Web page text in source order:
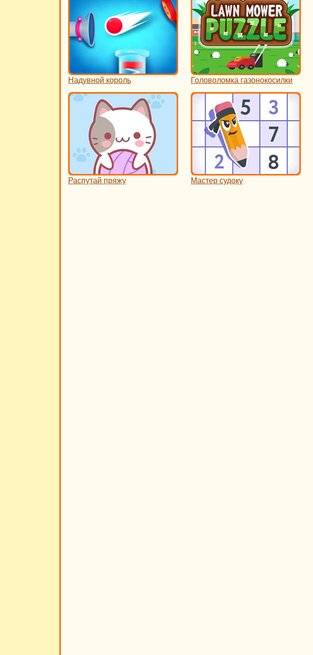
Надувной король Головоломка газонокосилки
Распутай пряжу Мастер судоку